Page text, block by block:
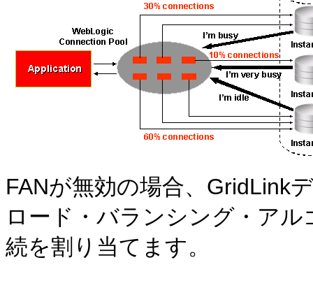
FANが無効の場合、GridLink
ロード・バランシング・ア
続を割り当てます。